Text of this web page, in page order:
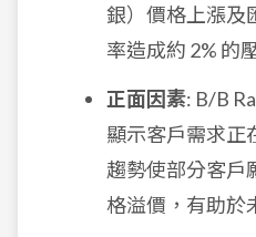
銀）價格上漲及
率造成約 2% 的
正面因素: B/B
顯示客戶需求正
趨勢使部分客戶
格溢價，有助於